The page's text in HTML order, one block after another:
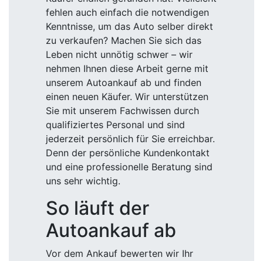
fehlen auch einfach die notwendigen
Kenntnisse, um das Auto selber direkt
zu verkaufen? Machen Sie sich das
Leben nicht unnötig schwer – wir
nehmen Ihnen diese Arbeit gerne mit
unserem Autoankauf ab und finden
einen neuen Käufer. Wir unterstützen
Sie mit unserem Fachwissen durch
qualifiziertes Personal und sind
jederzeit persönlich für Sie erreichbar.
Denn der persönliche Kundenkontakt
und eine professionelle Beratung sind
uns sehr wichtig.
So läuft der
Autoankauf ab
Vor dem Ankauf bewerten wir Ihr